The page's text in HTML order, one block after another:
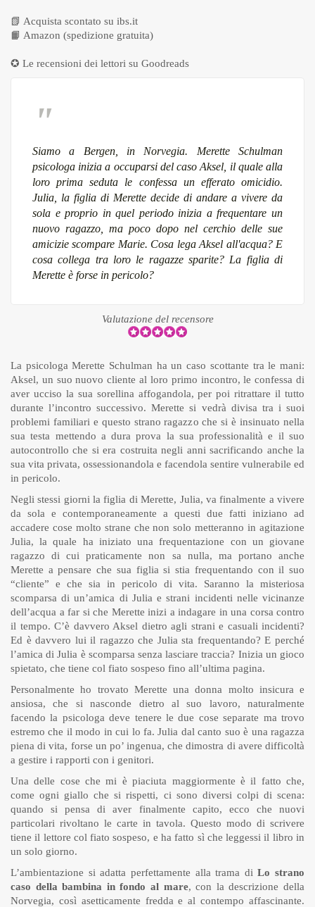
📗 Acquista scontato su ibs.it
📙 Amazon (spedizione gratuita)
✪ Le recensioni dei lettori su Goodreads
Siamo a Bergen, in Norvegia. Merette Schulman
psicologa inizia a occuparsi del caso Aksel, il quale alla
loro prima seduta le confessa un efferato omicidio.
Julia, la figlia di Merette decide di andare a vivere da
sola e proprio in quel periodo inizia a frequentare un
nuovo ragazzo, ma poco dopo nel cerchio delle sue
amicizie scompare Marie. Cosa lega Aksel all'acqua? E
cosa collega tra loro le ragazze sparite? La figlia di
Merette è forse in pericolo?
Valutazione del recensore
La psicologa Merette Schulman ha un caso scottante tra le mani:
Aksel, un suo nuovo cliente al loro primo incontro, le confessa di
aver ucciso la sua sorellina affogandola, per poi ritrattare il tutto
durante l’incontro successivo. Merette si vedrà divisa tra i suoi
problemi familiari e questo strano ragazzo che si è insinuato nella
sua testa mettendo a dura prova la sua professionalità e il suo
autocontrollo che si era costruita negli anni sacrificando anche la
sua vita privata, ossessionandola e facendola sentire vulnerabile ed
in pericolo.
Negli stessi giorni la figlia di Merette, Julia, va finalmente a vivere
da sola e contemporaneamente a questi due fatti iniziano ad
accadere cose molto strane che non solo metteranno in agitazione
Julia, la quale ha iniziato una frequentazione con un giovane
ragazzo di cui praticamente non sa nulla, ma portano anche
Merette a pensare che sua figlia si stia frequentando con il suo
“cliente” e che sia in pericolo di vita. Saranno la misteriosa
scomparsa di un’amica di Julia e strani incidenti nelle vicinanze
dell’acqua a far si che Merette inizi a indagare in una corsa contro
il tempo. C’è davvero Aksel dietro agli strani e casuali incidenti?
Ed è davvero lui il ragazzo che Julia sta frequentando? E perché
l’amica di Julia è scomparsa senza lasciare traccia? Inizia un gioco
spietato, che tiene col fiato sospeso fino all’ultima pagina.
Personalmente ho trovato Merette una donna molto insicura e
ansiosa, che si nasconde dietro al suo lavoro, naturalmente
facendo la psicologa deve tenere le due cose separate ma trovo
estremo che il modo in cui lo fa. Julia dal canto suo è una ragazza
piena di vita, forse un po’ ingenua, che dimostra di avere difficoltà
a gestire i rapporti con i genitori.
Una delle cose che mi è piaciuta maggiormente è il fatto che,
come ogni giallo che si rispetti, ci sono diversi colpi di scena:
quando si pensa di aver finalmente capito, ecco che nuovi
particolari rivoltano le carte in tavola. Questo modo di scrivere
tiene il lettore col fiato sospeso, e ha fatto sì che leggessi il libro in
un solo giorno.
L’ambientazione si adatta perfettamente alla trama diLo strano
caso della bambina in fondo al mare, con la descrizione della
Norvegia, così asetticamente fredda e al contempo affascinante.